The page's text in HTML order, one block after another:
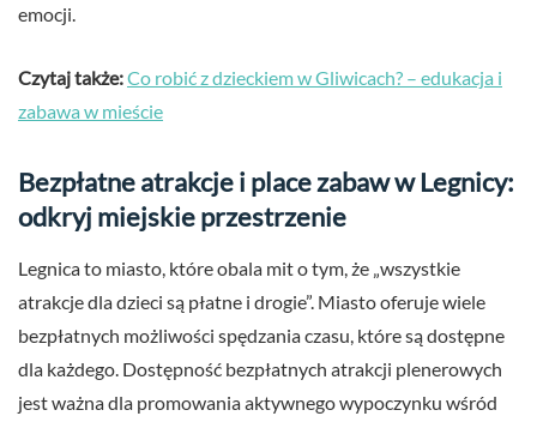
emocji.
Czytaj także:Co robić z dzieckiem w Gliwicach? – edukacja i
zabawa w mieście
Bezpłatne atrakcje i place zabaw w Legnicy:
odkryj miejskie przestrzenie
Legnica to miasto, które obala mit o tym, że „wszystkie
atrakcje dla dzieci są płatne i drogie”. Miasto oferuje wiele
bezpłatnych możliwości spędzania czasu, które są dostępne
dla każdego. Dostępność bezpłatnych atrakcji plenerowych
jest ważna dla promowania aktywnego wypoczynku wśród